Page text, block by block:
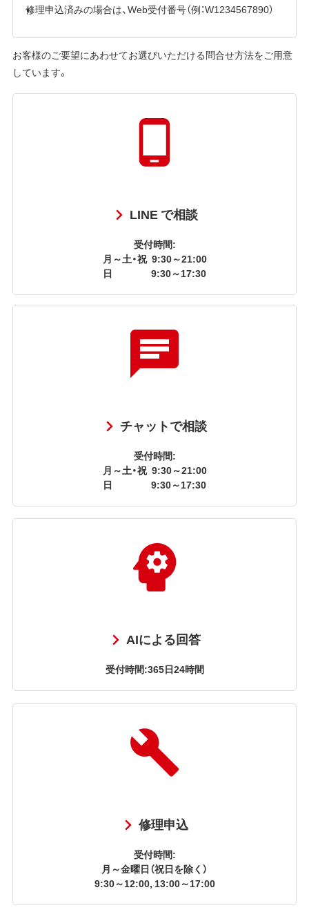
修理申込済みの場合は、Web受付番号（例：W1234567890）
お客様のご要望にあわせてお選びいただける問合せ方法をご用意
しています。
LINE で相談
受付時間:
月～土・祝 9:30～21:00
日
9:30～17:30
チャットで相談
受付時間:
月～土・祝 9:30～21:00
日
9:30～17:30
AIによる回答
受付時間:365日24時間
修理申込
受付時間:
月～金曜日（祝日を除く）
9:30～12:00, 13:00～17:00